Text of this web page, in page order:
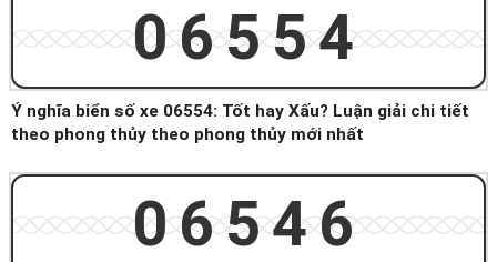
06554
Ý nghĩa biển số xe 06554: Tốt hay Xấu? Luận giải chi tiết
theo phong thủy theo phong thủy mới nhất
06546